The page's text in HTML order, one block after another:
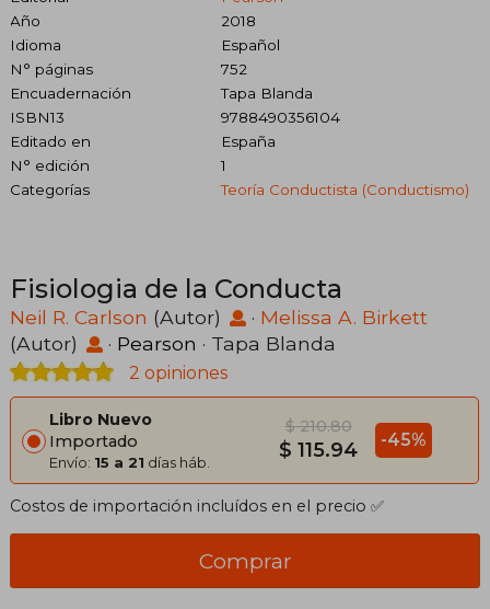
Año
2018
Idioma
Español
N° páginas
752
Encuadernación
Tapa Blanda
ISBN13
9788490356104
Editado en
España
N° edición
1
Categorías
Teoría Conductista (conductismo)
Fisiologia de la Conducta
Neil R. Carlson (Autor) · Melissa A. Birkett
(Autor)
· Pearson · Tapa Blanda
2 opiniones
Libro Nuevo
Importado
Envío: 15 a 21 días háb.
$ 210.80
$ 115.94 -45%
Costos de importación incluídos en el precio ✅
Comprar